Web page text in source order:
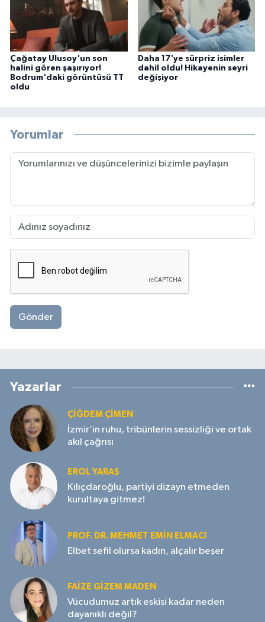
Çağatay Ulusoy'un son
halini gören şaşırıyor!
Bodrum'daki görüntüsü TT
oldu
Daha 17'ye sürpriz isimler
dahil oldu! Hikayenin seyri
değişiyor
Yorumlar
Gönder
Yazarlar
ÇIĞDEM ÇIMEN
İzmir’in ruhu, tribünlerin sessizliği ve ortak
akıl çağrısı
EROL YARAŞ
Kılıçdaroğlu, partiyi dizayn etmeden
kurultaya gitmez!
PROF. DR. MEHMET EMIN ELMACI
Elbet sefil olursa kadın, alçalır beşer
FAIZE GIZEM MADEN
Vücudumuz artık eskisi kadar neden
dayanıklı değil?